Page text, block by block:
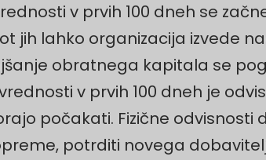
v prvih 100 dneh se
jih lahko organizacija izvede
obratnega kapitala se
v prvih 100 dneh je
počakati. Fizične
potrditi novega